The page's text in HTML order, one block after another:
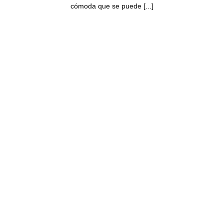
cómoda que se puede [...]